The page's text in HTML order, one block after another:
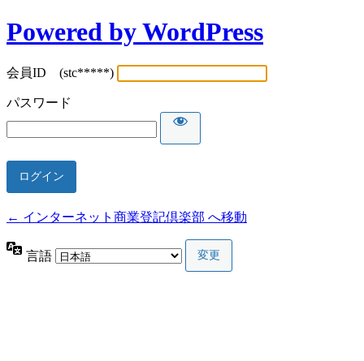
Powered by WordPress
会員ID (stc*****)
パスワード
← インターネット商業登記倶楽部 へ移動
言語